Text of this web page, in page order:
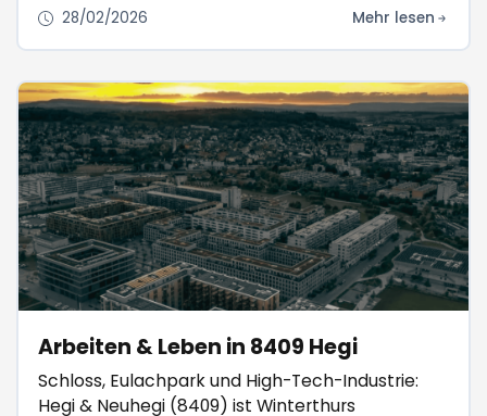
28/02/2026 Mehr lesen
Arbeiten & Leben in 8409 Hegi
Schloss, Eulachpark und High-Tech-Industrie:
Hegi & Neuhegi (8409) ist Winterthurs